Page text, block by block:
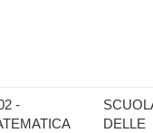
-
DELLE